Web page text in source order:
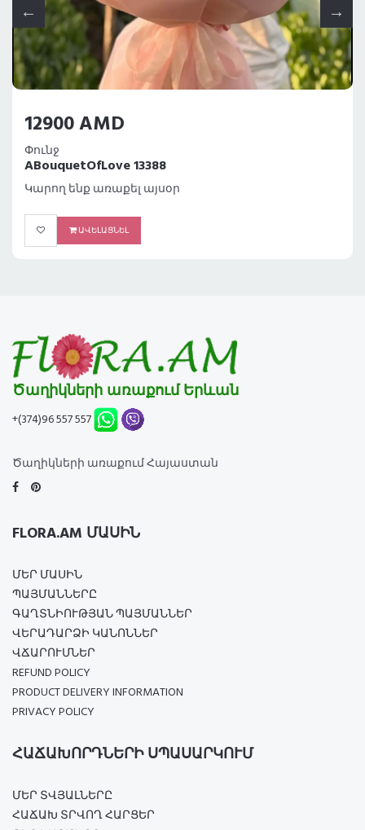
12900 AMD
Փունջ
ABouquetOfLove 13388
Կարող ենք առաքել այսօր
ԱՎԵԼԱՑՆԵԼ
Ծաղիկների առաքում Երևան
+(374)96 557 557
Ծաղիկների առաքում Հայաստան
FLORA.AM ՄԱՍԻՆ
ՄԵՐ ՄԱՍԻՆ
ՊԱՅՄԱՆՆԵՐԸ
ԳԱՂՏՆԻՈՒԹՅԱՆ ՊԱՅՄԱՆՆԵՐ
ՎԵՐԱԴԱՐՁԻ ԿԱՆՈՆՆԵՐ
ՎՃԱՐՈՒՄՆԵՐ
REFUND POLICY
PRODUCT DELIVERY INFORMATION
PRIVACY POLICY
ՀԱՃԱԽՈՐԴՆԵՐԻ ՍՊԱՍԱՐԿՈՒՄ
ՄԵՐ ՏՎՅԱԼՆԵՐԸ
ՀԱՃԱԽ ՏՐՎՈՂ ՀԱՐՑԵՐ